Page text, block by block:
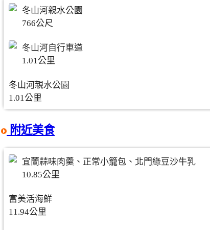
冬山河親水公園
766公尺
冬山河自行車道
1.01公里
冬山河親水公園
1.01公里
附近美食
宜蘭蒜味肉羹、正常小籠包、北門綠豆沙牛乳
10.85公里
富美活海鮮
11.94公里